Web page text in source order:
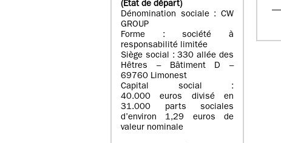
(Etatde départ)
Dénomination sociale : CW
GROUP
Forme : société à
responsabilité limitée
Siège social : 330 allée des
Hêtres – Bâtiment D –
69760 Limonest
Capital social :
40.000 euros divisé en
31.000 parts sociales
d’environ 1,29 euros de
valeur nominale